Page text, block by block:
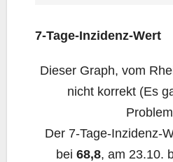
7‑Ta­ge-Inzi­denz-Wert
Die­ser Graph, vom
nicht kor­rekt (Es
Der 7‑Ta­ge-Inzi­denz-
bei 68,8, am 23.10.